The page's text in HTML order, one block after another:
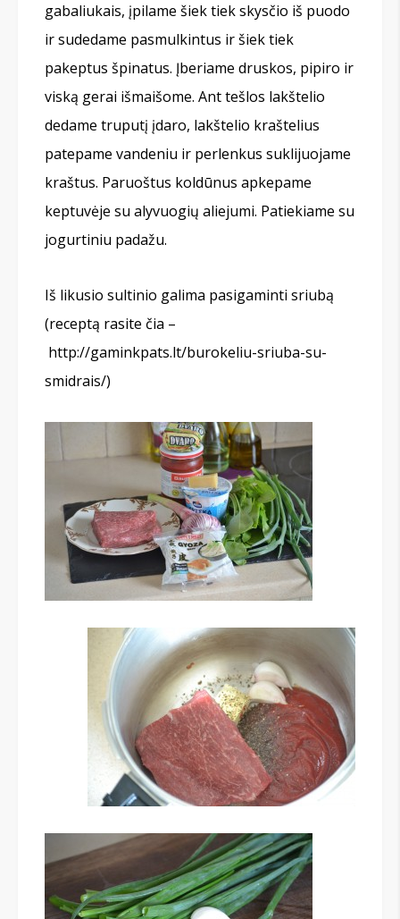
gabaliukais, įpilame šiek tiek skysčio iš puodo
ir sudedame pasmulkintus ir šiek tiek
pakeptus špinatus. Įberiame druskos, pipiro ir
viską gerai išmaišome. Ant tešlos lakštelio
dedame truputį įdaro, lakštelio kraštelius
patepame vandeniu ir perlenkus suklijuojame
kraštus. Paruoštus koldūnus apkepame
keptuvėje su alyvuogių aliejumi. Patiekiame su
jogurtiniu padažu.
Iš likusio sultinio galima pasigaminti sriubą
(receptą rasite čia –
http://gaminkpats.lt/burokeliu-sriuba-su-
smidrais/)